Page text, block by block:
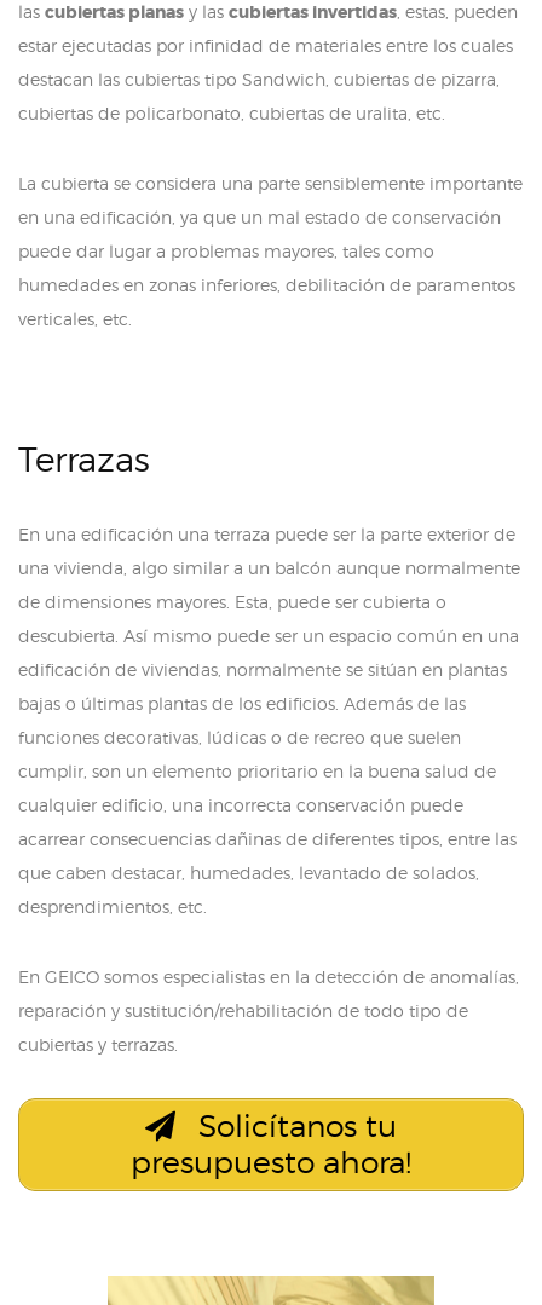
las cubiertas planas y las cubiertas invertidas , estas, pueden
estar ejecutadas por infinidad de materiales entre los cuales
destacan las cubiertas tipo Sandwich, cubiertas de pizarra,
cubiertas de policarbonato, cubiertas de uralita, etc.
La cubierta se considera una parte sensiblemente importante
en una edificación, ya que un mal estado de conservación
puede dar lugar a problemas mayores, tales como
humedades en zonas inferiores, debilitación de paramentos
verticales, etc.
Terrazas
En una edificación una terraza puede ser la parte exterior de
una vivienda, algo similar a un balcón aunque normalmente
de dimensiones mayores. Esta, puede ser cubierta o
descubierta. Así mismo puede ser un espacio común en una
edificación de viviendas, normalmente se sitúan en plantas
bajas o últimas plantas de los edificios. Además de las
funciones decorativas, lúdicas o de recreo que suelen
cumplir, son un elemento prioritario en la buena salud de
cualquier edificio, una incorrecta conservación puede
acarrear consecuencias dañinas de diferentes tipos, entre las
que caben destacar, humedades, levantado de solados,
desprendimientos, etc.
En GEICO somos especialistas en la detección de anomalías,
reparación y sustitución/rehabilitación de todo tipo de
cubiertas y terrazas.
Solicítanos tu
presupuesto ahora!